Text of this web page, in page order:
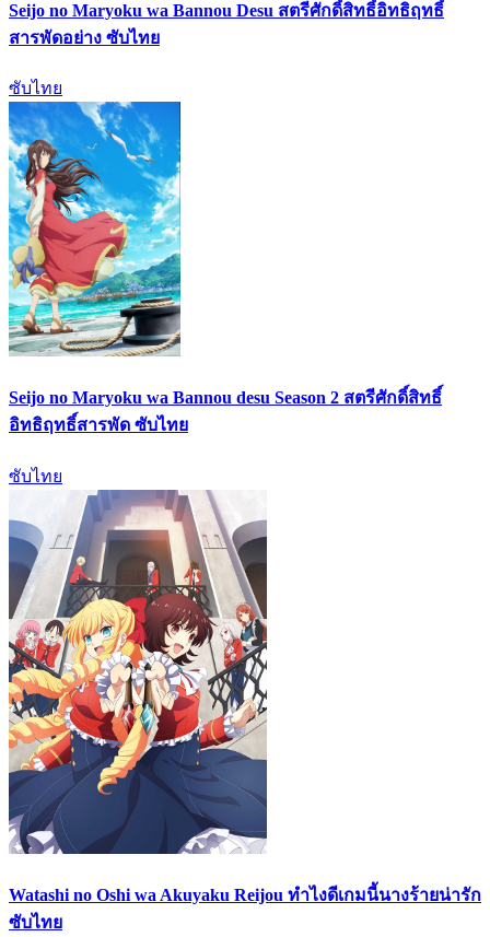
Seijo no Maryoku wa Bannou Desu สตรีศักดิ์สิทธิ์อิทธิฤทธิ์
สารพัดอย่าง ซับไทย
ซับไทย
Seijo no Maryoku wa Bannou desu Season 2 สตรีศักดิ์สิทธิ์
อิทธิฤทธิ์สารพัด ซับไทย
ซับไทย
Watashi no Oshi wa Akuyaku Reijou ทำไงดีเกมนี้นางร้ายน่ารัก
ซับไทย